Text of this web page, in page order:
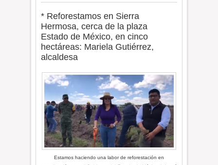
* Reforestamos en Sierra
Hermosa, cerca de la plaza
Estado de México, en cinco
hectáreas: Mariela Gutiérrez,
alcaldesa
Estamos haciendo una labor de reforestación en